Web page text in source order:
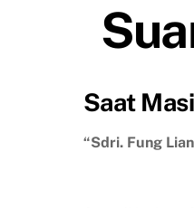
Saat
“Sdri. Fung